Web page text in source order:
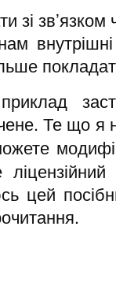
зі зв’язком
Те що я
цей